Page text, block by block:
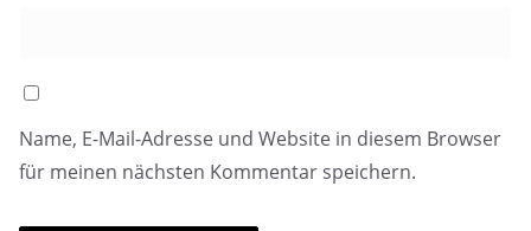
Name, E-Mail-Adresse und Website in diesem Browser
für meinen nächsten Kommentar speichern.